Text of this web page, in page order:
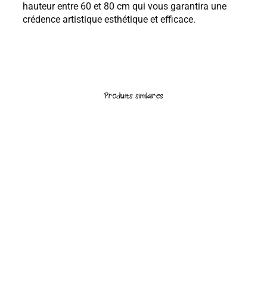
hauteur entre 60 et 80 cm qui vous garantira une
crédence artistique esthétique et efficace.
Produits similaires